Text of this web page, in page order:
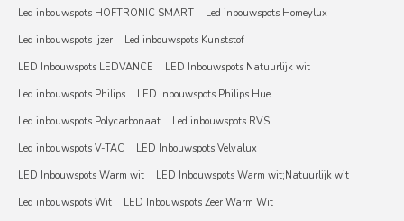
Led inbouwspots HOFTRONIC SMART
Led inbouwspots Homeylux
Led inbouwspots Ijzer
Led inbouwspots Kunststof
LED Inbouwspots LEDVANCE
LED Inbouwspots Natuurlijk wit
Led inbouwspots Philips
LED Inbouwspots Philips Hue
Led inbouwspots Polycarbonaat
Led inbouwspots RVS
Led inbouwspots V-TAC
LED Inbouwspots Velvalux
LED Inbouwspots Warm wit
LED Inbouwspots Warm wit;Natuurlijk wit
Led inbouwspots Wit
LED Inbouwspots Zeer Warm Wit